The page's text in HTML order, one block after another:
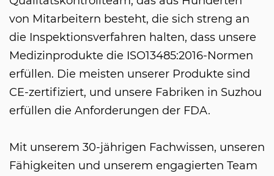
von Mitarbeitern besteht, die sich streng an
die Inspektionsverfahren halten, dass unsere
Medizinprodukte die ISO13485:2016-Normen
erfüllen. Die meisten unserer Produkte sind
CE-zertifiziert, und unsere Fabriken in Suzhou
erfüllen die Anforderungen der FDA.
Mit unserem 30-jährigen Fachwissen, unseren
Fähigkeiten und unserem engagierten Team